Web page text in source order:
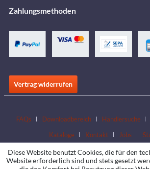
Zahlungsmethoden
Vertrag widerrufen
FAQs Downloadbereich Händlersuche
Kataloge
Kontakt Jobs
Diese Website benutzt Cookies, die für den
Website erforderlich sind und stets gesetzt